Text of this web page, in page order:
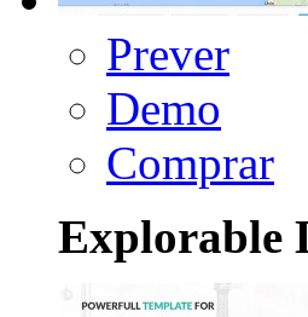
Prever
Demo
Comprar
Explorable